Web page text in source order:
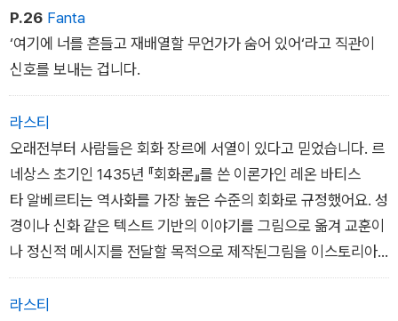
된다.
스로를 무언가에 찔리도록 개방합니다. 감동할 때 우리는 필연적
으로 흔들리며, 흔들리기 때문에 중심을 새로이 잡아야 할 내면의
필요와 마주합니다. 예전과 다른 내적 질서를 가진 사람이 될 가
능성의 문이 열리는 것이죠.
P.26 Fanta
‘여기에 너를 흔들고 재배열할 무언가가 숨어 있어‘라고 직관이
신호를 보내는 겁니다.
라스티
오래전부터 사람들은 회화 장르에 서열이 있다고 믿었습니다. 르
네상스 초기인 1435년 『회화론』를 쓴 이론가인 레온 바티스
타 알베르티는 역사화를 가장 높은 수준의 회화로 규정했어요. 성
경이나 신화 같은 텍스트 기반의 이야기를 그림으로 옮겨 교훈이
나 정신적 메시지를 전달할 목적으로 제작된그림을 이스토리아 s
toria라고 불렀죠. 이스토리아는 보는 사람들이 흡사 이야기의 한
복판에 초대받은 것처럼 앞뒤 정황을 자연스럽게 상상할 수 있도
라스티